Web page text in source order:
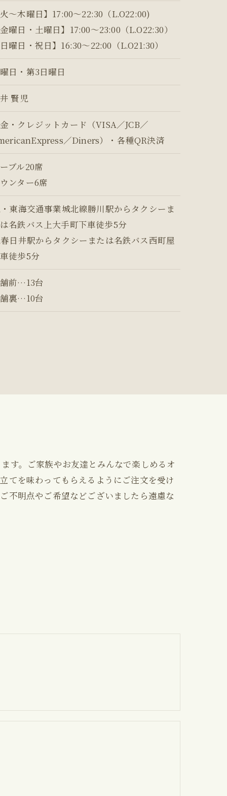
～木曜日】17:00～22:30（L.O22:00)
曜日・土曜日】17:00～23:00（L.O22:30）
曜日・祝日】16:30～22:00（L.O21:30）
日・第3日曜日
賢児
・クレジットカード（VISA／JCB／
／Diners）・各種QR決済
ブル20席
ンター6席
東海交通事業城北線勝川駅からタクシーま
名鉄バス上大手町下車徒歩5分
日井駅からタクシーまたは名鉄バス西町屋
徒歩5分
前…13台
裏…10台
す。ご家族やお友達とみんなで楽しめるオ
てを味わってもらえるようにご注文を受け
不明点やご希望などございましたら遠慮な